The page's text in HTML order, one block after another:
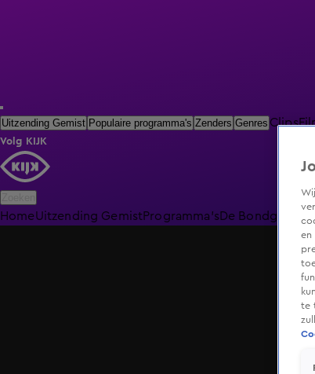
Uitzending Gemist Populaire programma's Zenders Genres Clips
Volg KIJK
HomeUitzending GemistProgramma's De Bondgenoten
en
te